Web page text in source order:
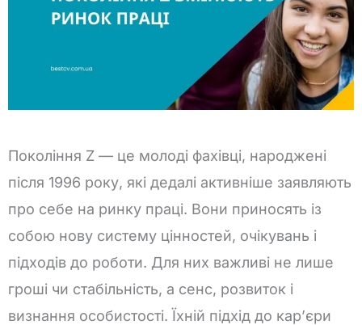
Покоління Z — це молоді фахівці, народжені
після 1996 року, які дедалі активніше заявляють
про себе на ринку праці. Вони приносять із
собою нову систему цінностей, очікувань і
підходів до роботи. Для них важливі не лише
гроші чи стабільність, а сенс, розвиток і
визнання особистості. Їхній підхід до кар’єри